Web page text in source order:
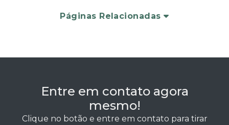
Páginas Relacionadas
Entre em contato agora
mesmo!
Clique no botão e entre em contato para tirar